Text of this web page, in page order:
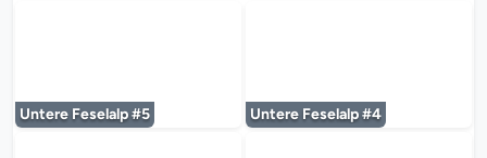
Untere Feselalp #5 Untere Feselalp #4